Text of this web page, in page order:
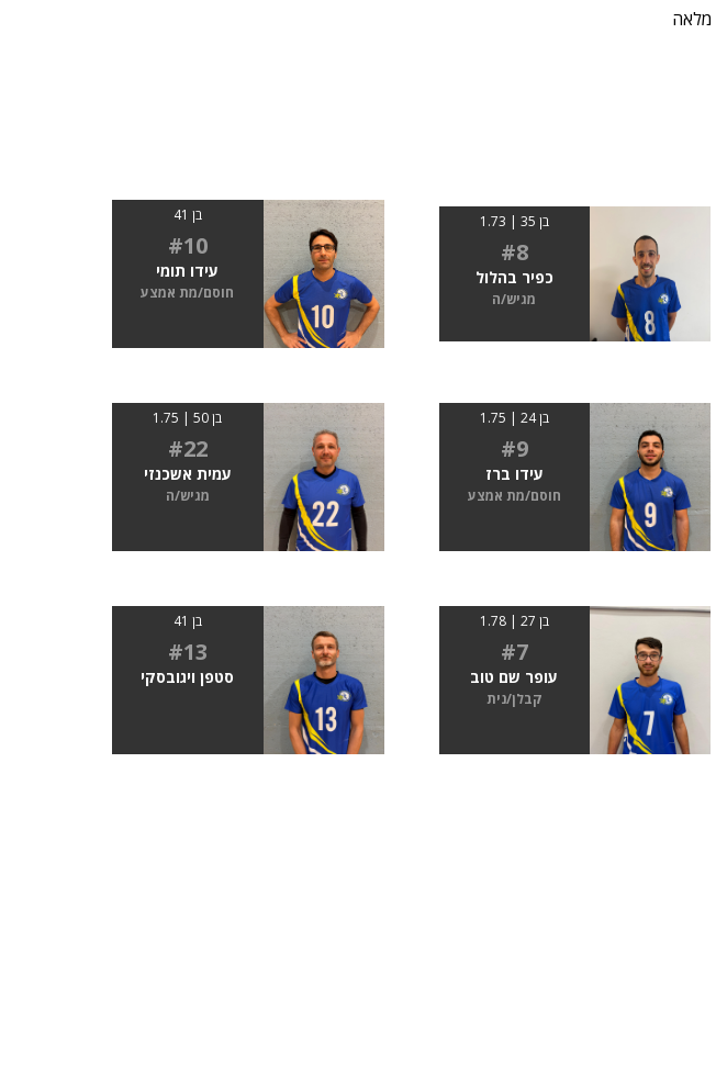
בן 35 | 1.73
#8
כפיר בהלול
מגיש/ה
בן 41
#10
עידו תומי
חוסם/מת אמצע
בן 24 | 1.75
#9
עידו ברז
חוסם/מת אמצע
בן 50 | 1.75
#22
עמית אשכנזי
מגיש/ה
בן 27 | 1.78
#7
עופר שם טוב
קבלן/נית
בן 41
#13
סטפן ויגובסקי